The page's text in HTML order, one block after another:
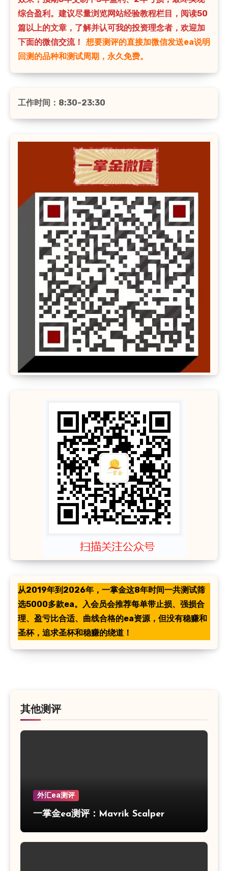
综合盈利。建议尽量浏览网站经验教程栏目，阅读50
篇以上的文章，了解并认可我的投资理念者，欢迎加
下面的微信交流！
想要测评的直接加微信发送ea说明
回测的品种和测试周期，永久免费。
工作时间：8:30-23:30
从2019年到2026年，一掌金这8年时间一共测试筛
选5000多款ea。入会员会推荐每单带止损、强损合
理、盈亏比合适、曲线合格的ea资源，但没有稳赚和
圣杯，追求圣杯和稳赚的绕道！
其他测评
外汇ea测评
一掌金ea测评：Mavrik Scalper